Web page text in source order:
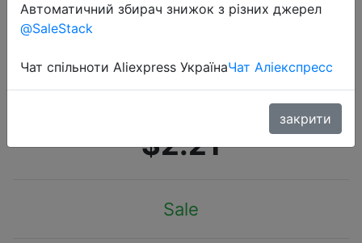
USB Rechargeable Portable
Compact LED Vanity Mirror with
Touch Screen Dimming Makeup
Mirror
$2.21
Sale
Автоматичний збирач знижок з різних джерел
@SaleStack
Чат спільноти Aliexpress УкраїнаЧат Аліекспресс
закрити